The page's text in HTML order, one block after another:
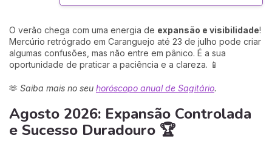
O verão chega com uma energia de expansão e visibilidade!
Mercúrio retrógrado em Caranguejo até 23 de julho pode criar
algumas confusões, mas não entre em pânico. É a sua
oportunidade de praticar a paciência e a clareza. 📱
🫶 Saiba mais no seu horóscopo anual de Sagitário.
Agosto 2026: Expansão Controlada
e Sucesso Duradouro 🏆